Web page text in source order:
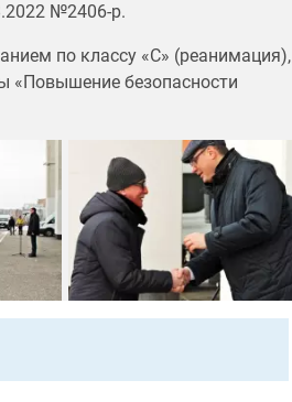
№2406-р.
по классу «С» (реанимация),
«Повышение безопасности